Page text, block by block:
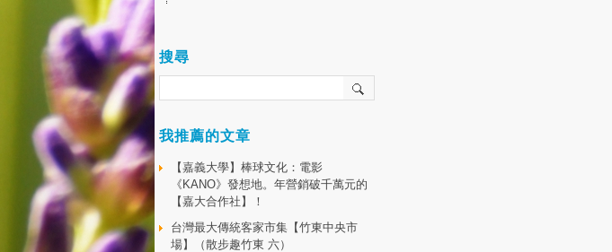
搜尋
我推薦的文章
【嘉義大學】棒球文化：電影
《KANO》發想地。年營銷破千萬元的
【嘉大合作社】！
台灣最大傳統客家市集【竹東中央市
場】（散步趣竹東 六）